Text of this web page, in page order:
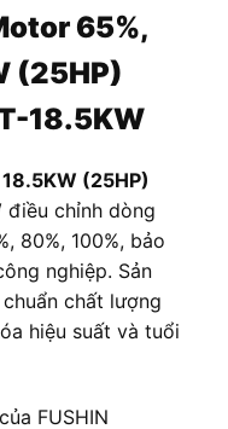
65%,
(25HP)
18.5KW
(25HP)
điều chỉnh dòng
80%, 100%, bảo
nghiệp. Sản
chất lượng
hiệu suất và tuổi
FUSHIN